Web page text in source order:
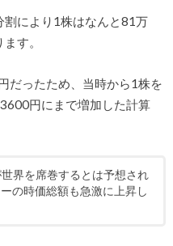
により1株はなんと81万
す。
だったため、当時から1株を
円にまで増加した計算
界を席巻するとは予想され
の時価総額も急激に上昇し